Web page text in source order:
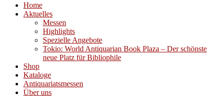
Home
Aktuelles
Messen
Highlights
Spezielle Angebote
Tokio: World Antiquarian Book Plaza – Der schönste
neue Platz für Bibliophile
Shop
Kataloge
Antiquariatsmessen
Über uns